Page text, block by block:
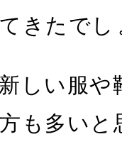
きたでし
しい服や
も多いと